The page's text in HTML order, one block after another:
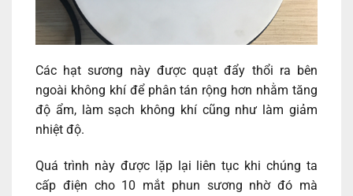
Các hạt sương này được quạt đẩy thổi ra bên
ngoài không khí để phân tán rộng hơn nhằm tăng
độ ẩm, làm sạch không khí cũng như làm giảm
nhiệt độ.
Quá trình này được lặp lại liên tục khi chúng ta
cấp điện cho 10 mắt phun sương nhờ đó mà